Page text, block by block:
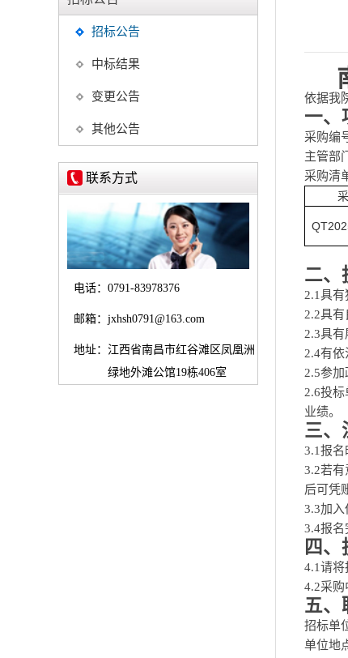
招标公告
中标结果
变更公告
其他公告
依据我
一、
采购编
主管部
采购清
二、
2.1具有
2.2具有
2.3具有
2.4有依
2.5参
2.6投
业绩。
三、
3.1报名
3.2若
后可凭
3.3加入
3.4报名
四
4.1请将
4.2采购
五、
招标单
单位地
联系方式
电话： 0791-83978376
邮箱： jxhsh0791@163.com
地址： 江西省南昌市红谷滩区凤凰洲
绿地外滩公馆19栋406室